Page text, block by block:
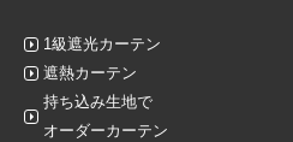
1級遮光カーテン
遮熱カーテン
持ち込み生地で
オーダーカーテン